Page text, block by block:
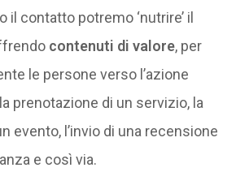
il contatto potremo ‘nutrire’ il
contenuti di valore, per
le persone verso l’azione
prenotazione di un servizio, la
evento, l’invio di una recensione
e così via.